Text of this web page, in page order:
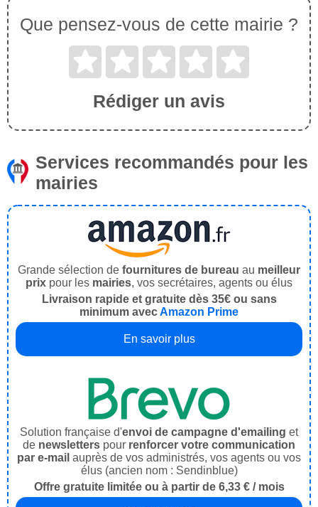
Que pensez-vous de cette mairie ?
Rédiger un avis
Services recommandés pour les
mairies
Grande sélection de fournitures de bureau au meilleur
prix pour les mairies, vos secrétaires, agents ou élus
Livraison rapide et gratuite dès 35€ ou sans
minimum avecAmazon Prime
En savoir plus
Solution française d'envoi de campagne d'emailing et
de newsletters pour renforcer votre communication
par e-mail auprès de vos administrés, vos agents ou vos
élus (ancien nom : Sendinblue)
Offre gratuite limitée ou à partir de 6,33 € / mois